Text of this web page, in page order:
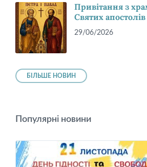
Привітання з
Святих
29/06/2026
БІЛЬШЕ НОВИН
Популярні новини